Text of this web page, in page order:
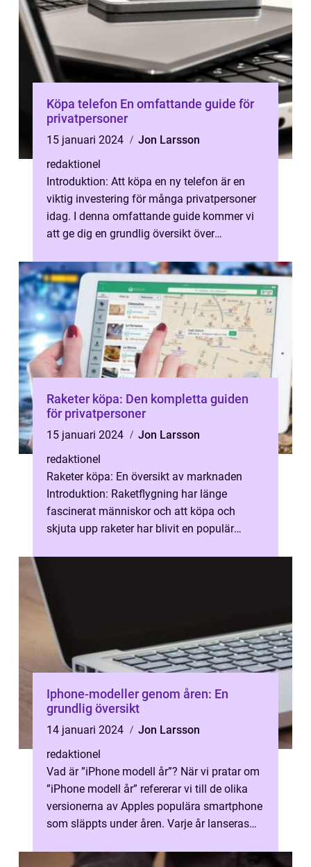
Köpa telefon En omfattande guide för
privatpersoner
15 januari 2024
Jon Larsson
redaktionel
Introduktion: Att köpa en ny telefon är en
viktig investering för många privatpersoner
idag. I denna omfattande guide kommer vi
att ge dig en grundlig översikt över
Raketer köpa: Den kompletta guiden
för privatpersoner
15 januari 2024
Jon Larsson
redaktionel
Raketer köpa: En översikt av marknaden
Introduktion: Raketflygning har länge
fascinerat människor och att köpa och
skjuta upp raketer har blivit en populär
Iphone-modeller genom åren: En
grundlig översikt
14 januari 2024
Jon Larsson
redaktionel
Vad är ”iPhone modell år”? När vi pratar om
”iPhone modell år” refererar vi till de olika
versionerna av Apples populära smartphone
som släppts under åren. Varje år lanseras